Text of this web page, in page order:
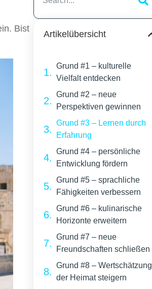
Bist
Artikelübersicht
Grund #1 – kulturelle
Vielfalt entdecken
Grund #2 – neue
Perspektiven gewinnen
Grund #3 – Lernen durch
Erfahrung
Grund #4 – persönliche
Entwicklung fördern
Grund #5 – sprachliche
Fähigkeiten verbessern
Grund #6 – kulinarische
Horizonte erweitern
Grund #7 – neue
Freundschaften schließen
Grund #8 – Wertschätzung
der Heimat steigern